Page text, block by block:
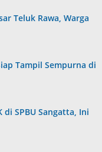
Teluk Rawa, Warga
Tampil Sempurna di
di SPBU Sangatta, Ini